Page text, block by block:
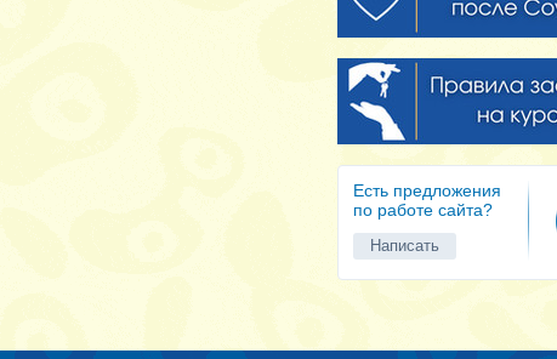
Есть предложения
по работе сайта?
Написать